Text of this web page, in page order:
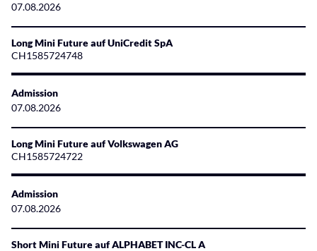
07.08.2026
Long Mini Future auf UniCredit SpA
CH1585724748
Admission
07.08.2026
Long Mini Future auf Volkswagen AG
CH1585724722
Admission
07.08.2026
Short Mini Future auf ALPHABET INC-CL A